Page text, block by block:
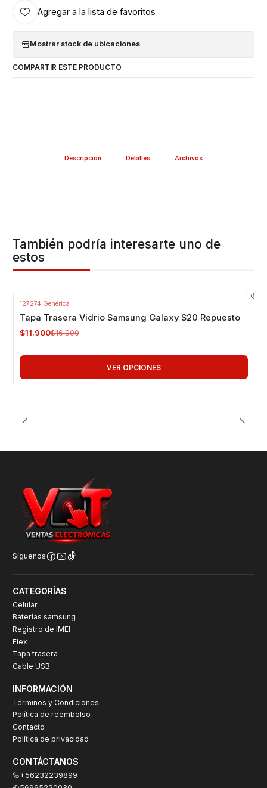
Agregar a la lista de favoritos
Mostrar stock de ubicaciones
COMPARTIR ESTE PRODUCTO
Descripción Detalles Archivos
También podría interesarte uno de
estos
127274 Genérica
Tapa Trasera Vidrio Samsung Galaxy S20 Repuesto
$11.900$16.900
VER OPCIONES
Síguenos
CATEGORÍAS
Celular
Baterías samsung
Registro de IMEI
Flex
Tapa trasera
Cable USB
INFORMACIÓN
Términos y Condiciones
Política de reembolso
Contacto
Política de privacidad
CONTÁCTANOS
+56232239899